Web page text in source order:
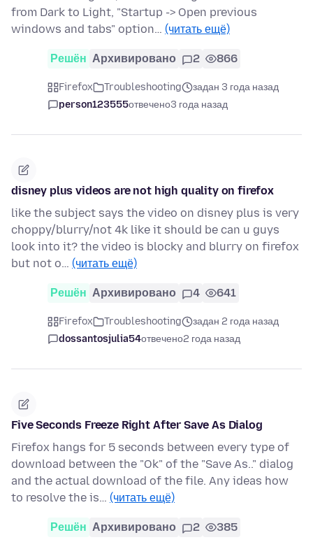
from Dark to Light, "Startup -> Open previous
windows and tabs" option… (читать ещё)
Решён Архивировано 2 866
Firefox Troubleshooting
задан 3 года назад
person123555отвечено3 года назад
disney plus videos are not high quality on firefox
like the subject says the video on disney plus is very
choppy/blurry/not 4k like it should be can u guys
look into it? the video is blocky and blurry on firefox
but not o… (читать ещё)
Решён Архивировано 4 641
Firefox Troubleshooting
задан 2 года назад
dossantosjulia54отвечено2 года назад
Five Seconds Freeze Right After Save As Dialog
Firefox hangs for 5 seconds between every type of
download between the "Ok" of the "Save As.." dialog
and the actual download of the file. Any ideas how
to resolve the is… (читать ещё)
Решён Архивировано 2 385